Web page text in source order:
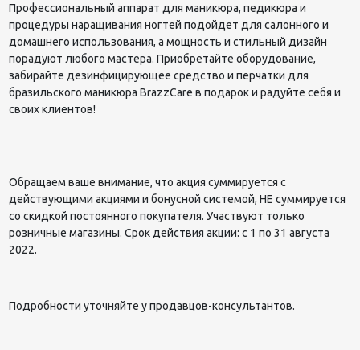
Профессиональный аппарат для маникюра, педикюра и
процедуры наращивания ногтей подойдет для салонного и
домашнего использования, а мощность и стильный дизайн
порадуют любого мастера. Приобретайте оборудование,
забирайте дезинфицирующее средство и перчатки для
бразильского маникюра BrazzCare в подарок и радуйте себя и
своих клиентов!
Обращаем ваше внимание, что акция суммируется с
действующими акциями и бонусной системой, НЕ суммируется
со скидкой постоянного покупателя. Участвуют только
розничные магазины. Срок действия акции: с 1 по 31 августа
2022.
Подробности уточняйте у продавцов-консультантов.